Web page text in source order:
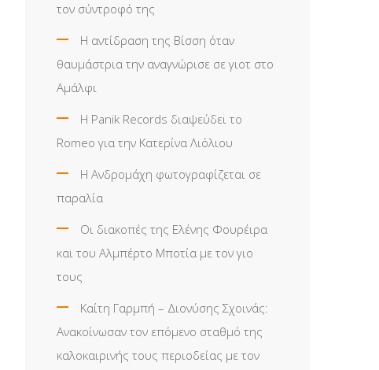
τον σύντροφό της
Η αντίδραση της Βίσση όταν
θαυμάστρια την αναγνώρισε σε γιοτ στο
Αμάλφι
Η Panik Records διαψεύδει το
Romeo για την Κατερίνα Λιόλιου
Η Ανδρομάχη φωτογραφίζεται σε
παραλία
Οι διακοπές της Ελένης Φουρέιρα
και του Αλμπέρτο Μποτία με τον γιο
τους
Καίτη Γαρμπή – Διονύσης Σχοινάς:
Ανακοίνωσαν τον επόμενο σταθμό της
καλοκαιρινής τους περιοδείας με τον